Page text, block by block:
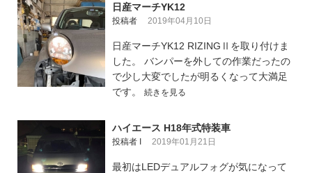
日産マーチYK12
投稿者 2019年04月10日
日産マーチYK12 RIZINGⅡを取り付けま
した。 バンパーを外しての作業だったの
で少し大変でしたが明るくなって大満足
です。 続きを見る
ハイエース H18年式特装車
投稿者 I 2019年01月21日
最初はLEDデュアルフォグが気になって